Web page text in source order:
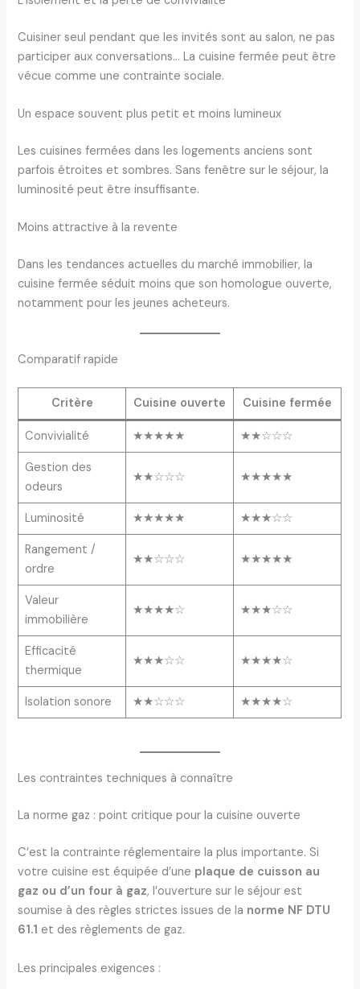
Cuisiner seul pendant que les invités sont au salon, ne pas
participer aux conversations… La cuisine fermée peut être
vécue comme une contrainte sociale.
Un espace souvent plus petit et moins lumineux
Les cuisines fermées dans les logements anciens sont
parfois étroites et sombres. Sans fenêtre sur le séjour, la
luminosité peut être insuffisante.
Moins attractive à la revente
Dans les tendances actuelles du marché immobilier, la
cuisine fermée séduit moins que son homologue ouverte,
notamment pour les jeunes acheteurs.
Comparatif rapide
Critère Cuisine ouverte Cuisine fermée
Convivialité ★★★★★ ★★☆☆☆
Gestion des
odeurs
★★☆☆☆ ★★★★★
Luminosité ★★★★★ ★★★☆☆
Rangement /
ordre
★★☆☆☆ ★★★★★
Valeur
immobilière
★★★★☆ ★★★☆☆
Efficacité
thermique
★★★☆☆ ★★★★☆
Isolation sonore ★★☆☆☆ ★★★★☆
Les contraintes techniques à connaître
La norme gaz : point critique pour la cuisine ouverte
C’est la contrainte réglementaire la plus importante. Si
votre cuisine est équipée d’une plaque de cuisson au
gaz ou d’un four à gaz, l’ouverture sur le séjour est
soumise à des règles strictes issues de la norme NF DTU
61.1 et des règlements de gaz.
Les principales exigences :